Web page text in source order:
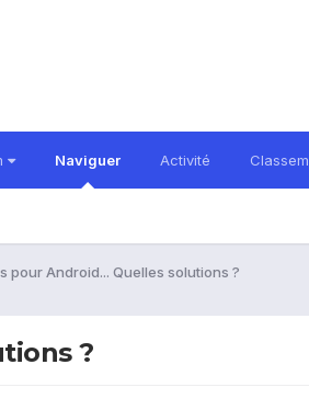
Naviguer Activité
pour Android... Quelles solutions ?
?